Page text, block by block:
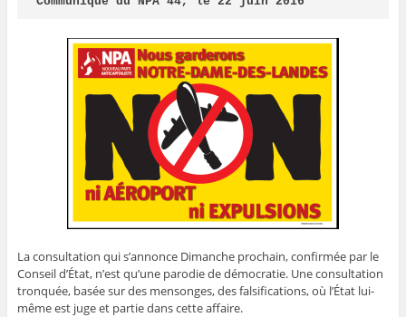
La consultation qui s’annonce Dimanche prochain, confirmée par le
Conseil d’État, n’est qu’une parodie de démocratie. Une consultation
tronquée, basée sur des mensonges, des falsifications, où l’État lui-
même est juge et partie dans cette affaire.